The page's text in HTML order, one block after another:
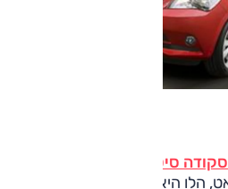
סקודה סיטיגו